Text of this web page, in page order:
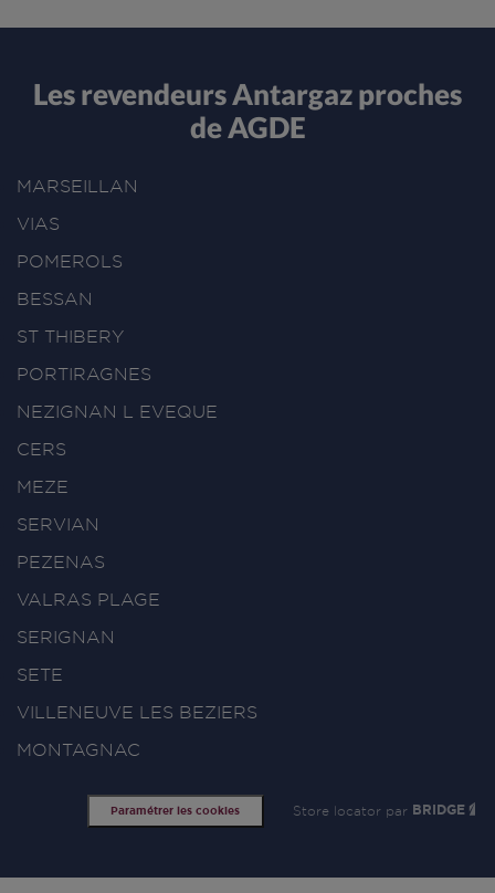
Les revendeurs Antargaz proches
de AGDE
MARSEILLAN
VIAS
POMEROLS
BESSAN
ST THIBERY
PORTIRAGNES
NEZIGNAN L EVEQUE
CERS
MEZE
SERVIAN
PEZENAS
VALRAS PLAGE
SERIGNAN
SETE
VILLENEUVE LES BEZIERS
MONTAGNAC
Paramétrer les cookies Store locator par BRIDGE